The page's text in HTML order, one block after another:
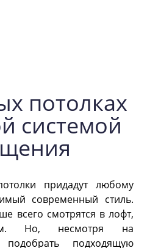
потолках
системой
придадут любому
современный стиль.
всего смотрятся в лофт,
Но, несмотря на
подходящую